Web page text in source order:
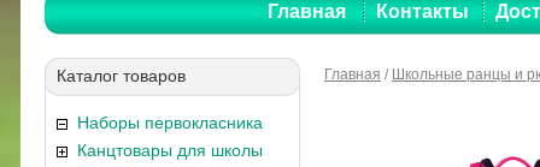
Главная Контакты
Каталог товаров
Наборы первокласника
Канцтовары для школы
Главная / Школьные ранцы и